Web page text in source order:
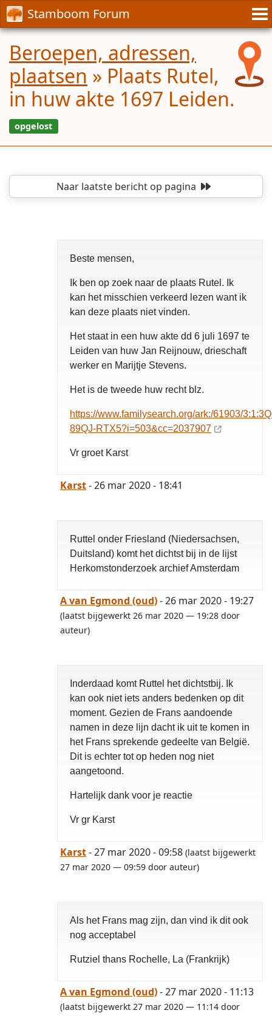
Stamboom Forum
Beroepen, adressen,
plaatsen » Plaats Rutel,
in huw akte 1697 Leiden.
Naar laatste berichtop pagina
Beste mensen,
Ik ben op zoek naar de plaats Rutel. Ik
kan het misschien verkeerd lezen want ik
kan deze plaats niet vinden.
Het staat in een huw akte dd 6 juli 1697 te
Leiden van huw Jan Reijnouw, drieschaft
werker en Marijtje Stevens.
Het is de tweede huw recht blz.
https://www.familysearch.org/ark:/61903/
89QJ-RTX5?i=503&cc=2037907
Vr groet Karst
Karst- 26 mar 2020 - 18:41
Ruttel onder Friesland (Niedersachsen,
Duitsland) komt het dichtst bij in de lijst
Herkomstonderzoek archief Amsterdam
A van Egmond (oud)- 26 mar 2020 - 19:27
(laatst bijgewerkt 26 mar 2020 — 19:28 door
auteur)
Inderdaad komt Ruttel het dichtstbij. Ik
kan ook niet iets anders bedenken op dit
moment. Gezien de Frans aandoende
namen in deze lijn dacht ik uit te komen in
het Frans sprekende gedeelte van België.
Dit is echter tot op heden nog niet
aangetoond.
Hartelijk dank voor je reactie
Vr gr Karst
Karst- 27 mar 2020 - 09:58 (laatst bijgewerkt
27 mar 2020 — 09:59 door auteur)
Als het Frans mag zijn, dan vind ik dit ook
nog acceptabel
Rutziel thans Rochelle, La (Frankrijk)
A van Egmond (oud)- 27 mar 2020 - 11:13
(laatst bijgewerkt 27 mar 2020 — 11:14 door